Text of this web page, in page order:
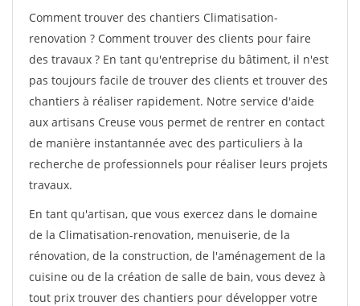
Comment trouver des chantiers Climatisation-
renovation ? Comment trouver des clients pour faire
des travaux ? En tant qu'entreprise du bâtiment, il n'est
pas toujours facile de trouver des clients et trouver des
chantiers à réaliser rapidement. Notre service d'aide
aux artisans Creuse vous permet de rentrer en contact
de manière instantannée avec des particuliers à la
recherche de professionnels pour réaliser leurs projets
travaux.
En tant qu'artisan, que vous exercez dans le domaine
de la Climatisation-renovation, menuiserie, de la
rénovation, de la construction, de l'aménagement de la
cuisine ou de la création de salle de bain, vous devez à
tout prix trouver des chantiers pour développer votre